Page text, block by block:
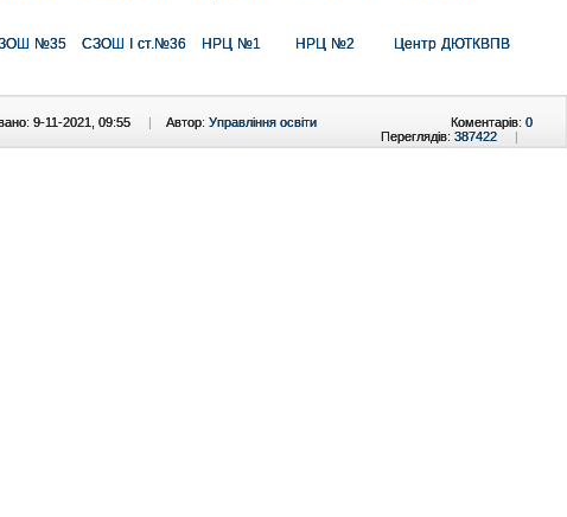
№35 СЗОШ І ст.№36 НРЦ №1 НРЦ №2 Центр ДЮТКВПВ
9-11-2021, 09:55 | Автор: Управління освіти Коментарів: 0
Переглядів: 387422 |